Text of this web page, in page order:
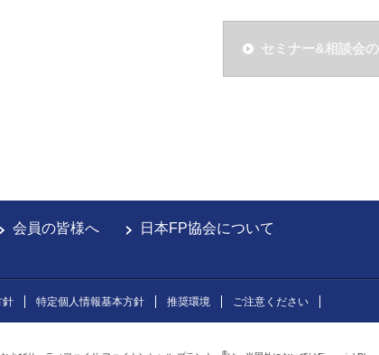
セミナー&相談会
会員の皆様へ 日本FP協会について
針 特定個人情報基本方針 推奨環境 ご注意ください
®